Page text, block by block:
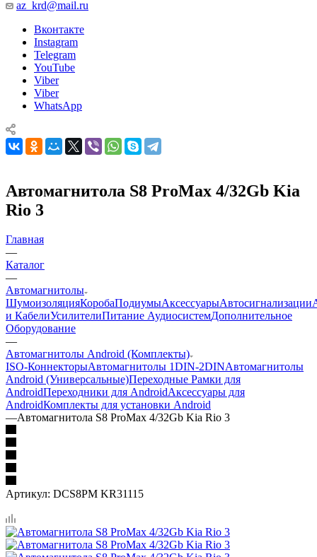
az_krd@mail.ru
Вконтакте
Instagram
Telegram
YouTube
Viber
Viber
WhatsApp
Автомагнитола S8 ProMax 4/32Gb Kia
Rio 3
Главная
—
Каталог
—
Автомагнитолы
ШумоизоляцияКоробаПодиумыАксессуарыАвтосигнализации
и КабелиУсилителиПитание АудиосистемДополнительное
Оборудование
—
Автомагнитолы Android (Комплекты)
ISO-КоннекторыАвтомагнитолы 1DIN-2DINАвтомагнитолы
Android (Универсальные)Переходные Рамки для
AndroidПереходники для AndroidАксессуары для
AndroidКомплекты для установки Android
—Автомагнитола S8 ProMax 4/32Gb Kia Rio 3
Артикул: DCS8PM KR31115